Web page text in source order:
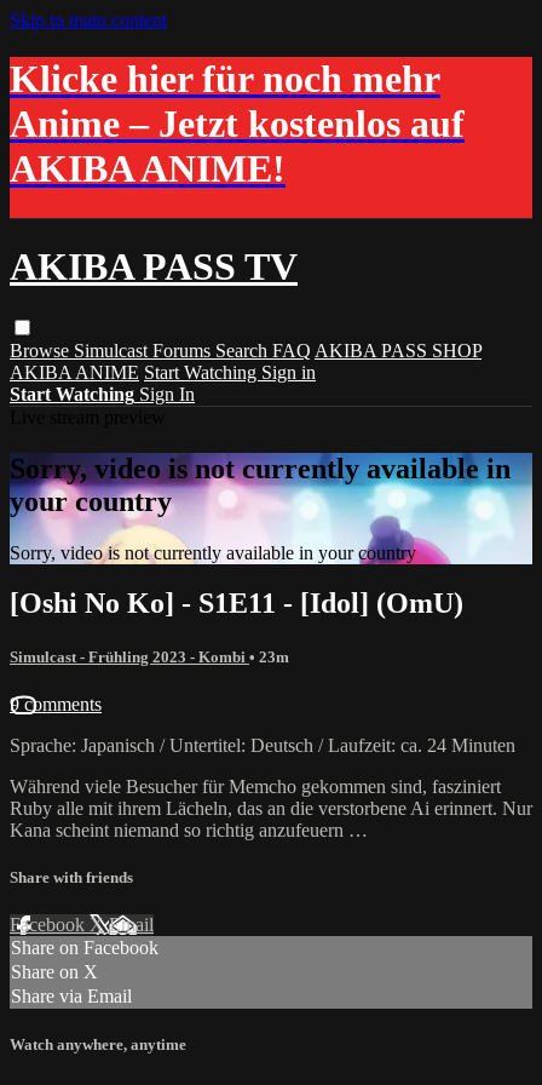
Skip to main content
Klicke hier für noch mehr
Anime – Jetzt kostenlos auf
AKIBA ANIME!
AKIBA PASS TV
Browse Simulcast Forums Search FAQ AKIBA PASS SHOP
AKIBA ANIME Start Watching Sign in
Start Watching Sign In
Sorry, video is not currently available in
your country
Sorry, video is not currently available in your country
[Oshi No Ko] - S1E11 - [Idol] (OmU)
Simulcast - Frühling 2023 - Kombi • 23m
9 comments
Sprache: Japanisch / Untertitel: Deutsch / Laufzeit: ca. 24 Minuten
Während viele Besucher für Memcho gekommen sind, fasziniert
Ruby alle mit ihrem Lächeln, das an die verstorbene Ai erinnert. Nur
Kana scheint niemand so richtig anzufeuern …
Share with friends
Facebook XEmail
Share on Facebook
Share on X
Share via Email
Watch anywhere, anytime